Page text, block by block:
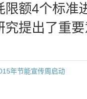
限额4个标准
究提出了重
年节能宣传周启动